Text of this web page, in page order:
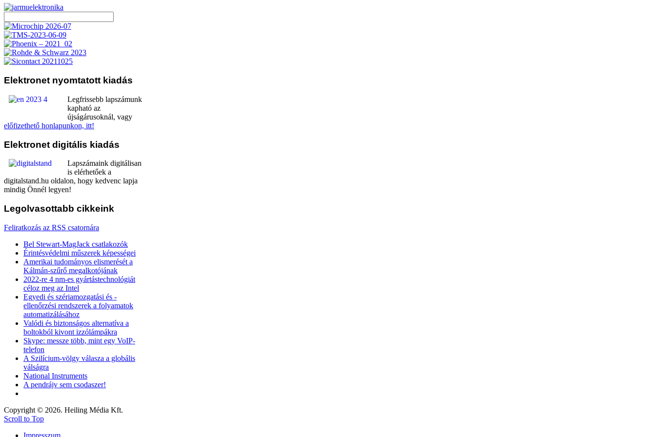
Elektronet nyomtatott kiadás
Legfrissebb lapszámunk
kapható az
újságárusoknál, vagy
előfizethető honlapunkon, itt!
Elektronet digitális kiadás
Lapszámaink digitálisan
is elérhetőek a
digitalstand.hu oldalon, hogy kedvenc lapja
mindig Önnél legyen!
Legolvasottabb cikkeink
Feliratkozás az RSS csatornára
Bel Stewart-MagJack csatlakozók
Érintésvédelmi műszerek képességei
Amerikai tudományos elismerését a
Kálmán-szűrő megalkotójának
2022-re 4 nm-es gyártástechnológiát
céloz meg az Intel
Egyedi és szériamozgatási és -
ellenőrzési rendszerek a folyamatok
automatizálásához
Valódi és biztonságos alternatíva a
boltokból kivont izzólámpákra
Skype: messze több, mint egy VoIP-
telefon
A Szilícium-völgy válasza a globális
válságra
National Instruments
A pendrájv sem csodaszer!
Copyright © 2026. Heiling Média Kft.
Scroll to Top
Impresszum